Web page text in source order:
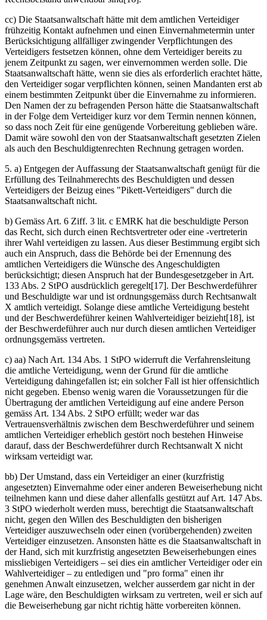
cc) Die Staatsanwaltschaft hätte mit dem amtlichen Verteidiger
frühzeitig Kontakt aufnehmen und einen Einvernahmetermin unter
Berücksichtigung allfälliger zwingender Verpflichtungen des
Verteidigers festsetzen können, ohne dem Verteidiger bereits zu
jenem Zeitpunkt zu sagen, wer einvernommen werden solle. Die
Staatsanwaltschaft hätte, wenn sie dies als erforderlich erachtet hätte,
den Verteidiger sogar verpflichten können, seinen Mandanten erst ab
einem bestimmten Zeitpunkt über die Einvernahme zu informieren.
Den Namen der zu befragenden Person hätte die Staatsanwaltschaft
in der Folge dem Verteidiger kurz vor dem Termin nennen können,
so dass noch Zeit für eine genügende Vorbereitung geblieben wäre.
Damit wäre sowohl den von der Staatsanwaltschaft gesetzten Zielen
als auch den Beschuldigtenrechten Rechnung getragen worden.
5. a) Entgegen der Auffassung der Staatsanwaltschaft genügt für die
Erfüllung des Teilnahmerechts des Beschuldigten und dessen
Verteidigers der Beizug eines "Pikett-Verteidigers" durch die
Staatsanwaltschaft nicht.
b) Gemäss Art. 6 Ziff. 3 lit. c EMRK hat die beschuldigte Person
das Recht, sich durch einen Rechtsvertreter oder eine -ver­treterin
ihrer Wahl verteidigen zu lassen. Aus dieser Bestimmung ergibt sich
auch ein Anspruch, dass die Behörde bei der Ernennung des
amtlichen Verteidigers die Wünsche des Angeschuldigten
berücksichtigt; diesen Anspruch hat der Bundesgesetzgeber in Art.
133 Abs. 2 StPO ausdrücklich geregelt[17]. Der Beschwerdeführer
und Beschuldigte war und ist ordnungsgemäss durch Rechtsanwalt
X amtlich verteidigt. Solange diese amtliche Verteidigung besteht
und der Beschwerdeführer keinen Wahlverteidiger beizieht[18], ist
der Beschwerdeführer auch nur durch diesen amtlichen Verteidiger
ordnungsgemäss vertreten.
c) aa) Nach Art. 134 Abs. 1 StPO widerruft die Verfahrensleitung
die amtliche Verteidigung, wenn der Grund für die amtliche
Verteidigung dahingefallen ist; ein solcher Fall ist hier offensichtlich
nicht gegeben. Ebenso wenig waren die Voraussetzungen für die
Übertragung der amtlichen Verteidigung auf eine andere Person
gemäss Art. 134 Abs. 2 StPO erfüllt; weder war das
Vertrauensverhältnis zwischen dem Beschwerdeführer und seinem
amtlichen Verteidiger erheblich gestört noch bestehen Hinweise
darauf, dass der Beschwerdeführer durch Rechtsanwalt X nicht
wirksam verteidigt war.
bb) Der Umstand, dass ein Verteidiger an einer (kurzfristig
angesetzten) Einvernahme oder einer anderen Beweiserhebung nicht
teilnehmen kann und diese daher allenfalls gestützt auf Art. 147 Abs.
3 StPO wiederholt werden muss, berechtigt die Staatsanwaltschaft
nicht, gegen den Willen des Beschuldigten den bisherigen
Verteidiger auszuwechseln oder einen (vorübergehenden) zweiten
Verteidiger einzusetzen. Ansonsten hätte es die Staatsanwaltschaft in
der Hand, sich mit kurzfristig angesetzten Beweiserhebungen eines
missliebigen Verteidigers – sei dies ein amtlicher Verteidiger oder ein
Wahlverteidiger – zu entledigen und "pro forma" einen ihr
genehmen Anwalt einzusetzen, welcher ausserdem gar nicht in der
Lage wäre, den Beschuldigten wirksam zu vertreten, weil er sich auf
die Beweiserhebung gar nicht richtig hätte vorbereiten können.